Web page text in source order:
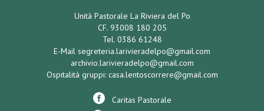
Unità Pastorale La Riviera del Po
CF. 93008 180 205
Tel. 0386 61248
E-Mail segreteria.larivieradelpo@gmail.com
archivio.larivieradelpo@gmail.com
Ospitalità gruppi: casa.lentoscorrere@gmail.com
Caritas Pastorale